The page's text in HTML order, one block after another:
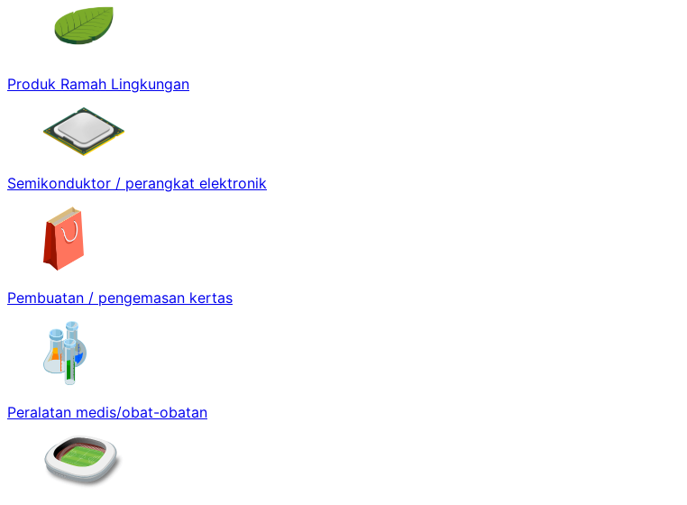
Produk Ramah Lingkungan
Semikonduktor / perangkat elektronik
Pembuatan / pengemasan kertas
Peralatan medis/obat-obatan